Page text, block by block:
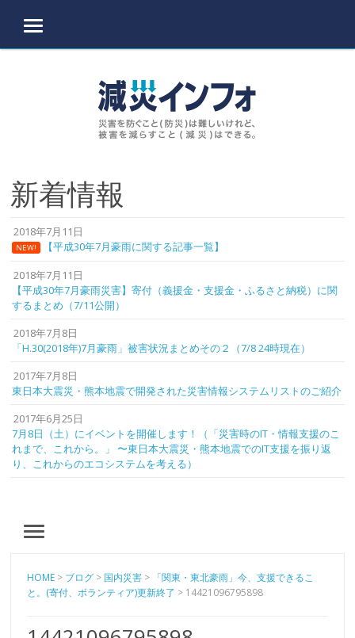
MENU
新着情報
2018年7月11日
NEW! 【平成30年7月豪雨に関する記事一覧】
2018年7月11日
【平成30年7月豪雨災害】寄付（義援金・支援金・ふるさと納税）に関
するまとめ（7/11公開）
2018年7月8日
「H.30(2018年)7月豪雨」被害状況まとめその２（7/8 24時現在）
2017年7月8日
東日本大震災・熊本地震で開発された災害情報システムリストのご紹介
2017年6月25日
7月8日（土）にイベントを開催します！（「災害時のIT・情報支援のこ
れまで、これから。」 〜東日本大震災・熊本地震でのIT支援を振り返
り、これからのエコシステムを考える）
MENU
HOME > ブログ > 国内災害 > 「関東・東北豪雨」今、支援できるこ
と。(寄付、ボランティア)更新終了 > 14421096795898